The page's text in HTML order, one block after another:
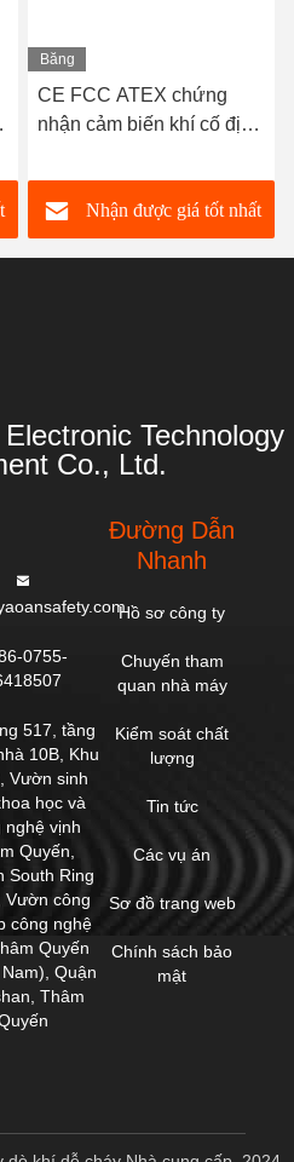
Băng
hình
CE FCC ATEX chứng
nhận cảm biến khí cố định
dò rò rỉ khí máy phân tích
khí cố địnhNhận được giá tốt nhất
Technology
Co., Ltd.
0755-
517, tầng
10B, Khu
Vườn sinh
học và
nghệ vịnh
Quyến,
South Ring
Vườn công
công nghệ
Quyến
Quận
Thâm
Đường Dẫn
Nhanh
Hồ sơ công ty
Chuyến tham
quan nhà máy
Kiểm soát chất
lượng
Tin tức
Các vụ án
Sơ đồ trang web
Chính sách bảo
mật